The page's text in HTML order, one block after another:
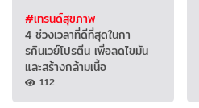
#เทรนด์สุขภาพ
4 ช่วงเวลาที่ดีที่สุดในกา
รกินเวย์โปรตีน เพื่อลดไขมัน
และสร้างกล้ามเนื้อ
112